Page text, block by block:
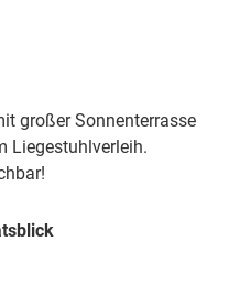
großer Sonnenterrasse
Liegestuhlverleih.